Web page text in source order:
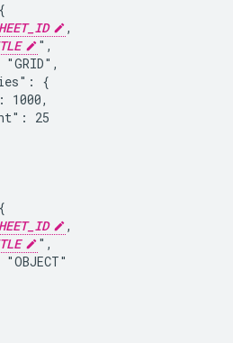
,
",
"GRID",
{
1000,
25
,
",
"OBJECT"